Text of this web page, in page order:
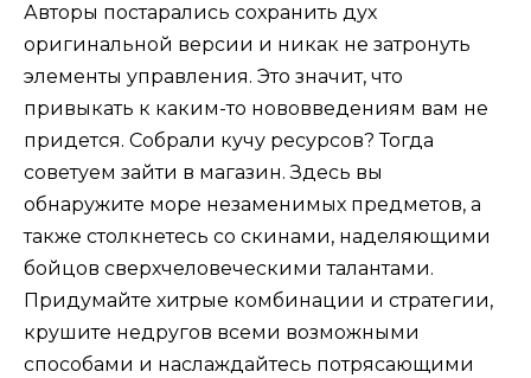
Авторы постарались сохранить дух
оригинальной версии и никак не затронуть
элементы управления. Это значит, что
привыкать к каким-то нововведениям вам не
придется. Собрали кучу ресурсов? Тогда
советуем зайти в магазин. Здесь вы
обнаружите море незаменимых предметов, а
также столкнетесь со скинами, наделяющими
бойцов сверхчеловеческими талантами.
Придумайте хитрые комбинации и стратегии,
крушите недругов всеми возможными
способами и наслаждайтесь потрясающими